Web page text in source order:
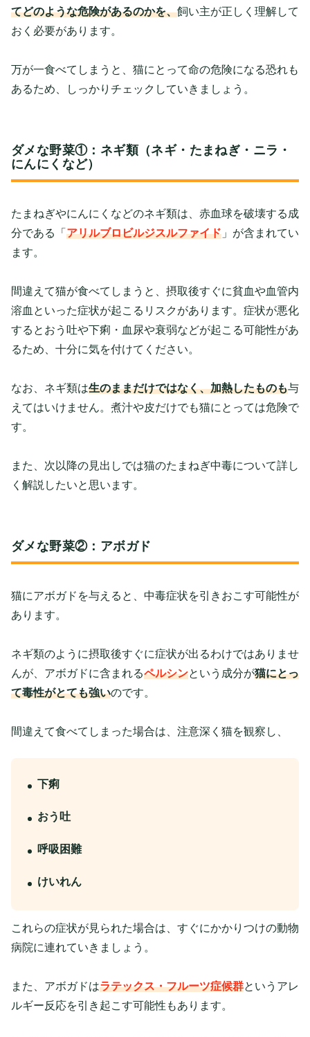
てどのような危険があるのかを、飼い主が正しく理解して
おく必要があります。
万が一食べてしまうと、猫にとって命の危険になる恐れも
あるため、しっかりチェックしていきましょう。
ダメな野菜①：ネギ類（ネギ・たまねぎ・ニラ・
にんにくなど）
たまねぎやにんにくなどのネギ類は、赤血球を破壊する成
分である「 アリルブロビルジスルファイド 」が含まれてい
ます。
間違えて猫が食べてしまうと、摂取後すぐに貧血や血管内
溶血といった症状が起こるリスクがあります。症状が悪化
するとおう吐や下痢・血尿や衰弱などが起こる可能性があ
るため、十分に気を付けてください。
なお、ネギ類は生のままだけではなく、加熱したものも与
えてはいけません。煮汁や皮だけでも猫にとっては危険で
す。
また、次以降の見出しでは猫のたまねぎ中毒について詳し
く解説したいと思います。
ダメな野菜②：アボガド
猫にアボガドを与えると、中毒症状を引きおこす可能性が
あります。
ネギ類のように摂取後すぐに症状が出るわけではありませ
んが、アボガドに含まれるペルシンという成分が猫にとっ
て毒性がとても強いのです。
間違えて食べてしまった場合は、注意深く猫を観察し、
下痢
おう吐
呼吸困難
けいれん
これらの症状が見られた場合は、すぐにかかりつけの動物
病院に連れていきましょう。
また、アボガドはラテックス・フルーツ症候群というアレ
ルギー反応を引き起こす可能性もあります。